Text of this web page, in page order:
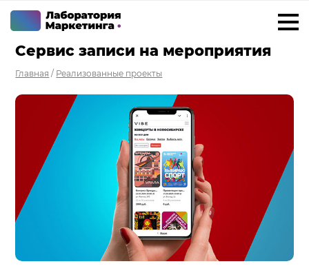
Внедрение Битрикс24
Внедрение amoCRM
Разработка CRM на заказ
ИИ решения для бизнеса
Маркетинг «под ключ»
Разработка сайтов
Cервис записи на мероприятия
Главная / Реализованные проекты